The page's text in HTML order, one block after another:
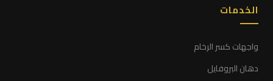
الخدمات
واجهات كسر الرخام
دهان البروفايل